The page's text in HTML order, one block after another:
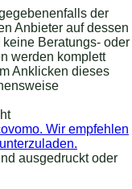
der
Anbieter auf dessen
Beratungs- oder
werden komplett
Anklicken dieses
Wir empfehlen
ausgedruckt oder